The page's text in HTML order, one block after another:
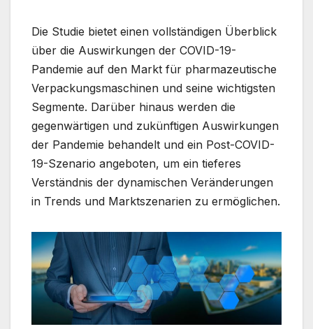
Die Studie bietet einen vollständigen Überblick
über die Auswirkungen der COVID-19-
Pandemie auf den Markt für pharmazeutische
Verpackungsmaschinen und seine wichtigsten
Segmente. Darüber hinaus werden die
gegenwärtigen und zukünftigen Auswirkungen
der Pandemie behandelt und ein Post-COVID-
19-Szenario angeboten, um ein tieferes
Verständnis der dynamischen Veränderungen
in Trends und Marktszenarien zu ermöglichen.